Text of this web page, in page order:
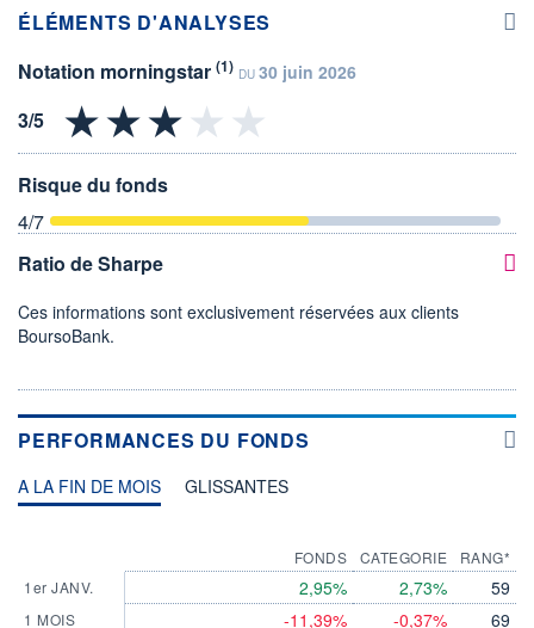
ÉLÉMENTS D'ANALYSES
Notation morningstar (1) DU 30 juin 2026
Risque du fonds
4/7
Ratio de Sharpe
Ces informations sont exclusivement réservées aux clients
BoursoBank.
PERFORMANCES DU FONDS
A LA FIN DE MOIS GLISSANTES
1er JANV.
1 MOIS
FONDS
2,95%
-11,39%
CATEGORIE
2,73%
-0,37%
RANG*
59
69